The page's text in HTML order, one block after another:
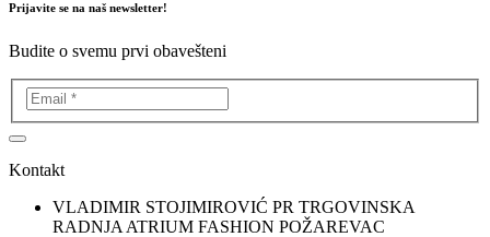
Prijavite se na naš newsletter!
Budite o svemu prvi obavešteni
Kontakt
VLADIMIR STOJIMIROVIĆ PR TRGOVINSKA
RADNJA ATRIUM FASHION POŽAREVAC